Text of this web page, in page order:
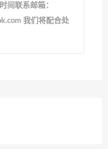
间联系邮箱：
我们将配合处